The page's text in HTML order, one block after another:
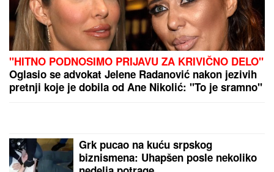
DOKTOR ČUBRILOkaže da je ovo UBEDLJIVO